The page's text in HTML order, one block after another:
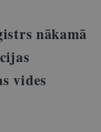
nākamā
vides